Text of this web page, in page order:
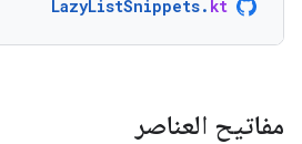
LazyListSnippets. kt
مفاتيح العناصر